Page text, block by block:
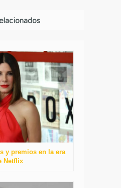
y premios en la era
Netflix